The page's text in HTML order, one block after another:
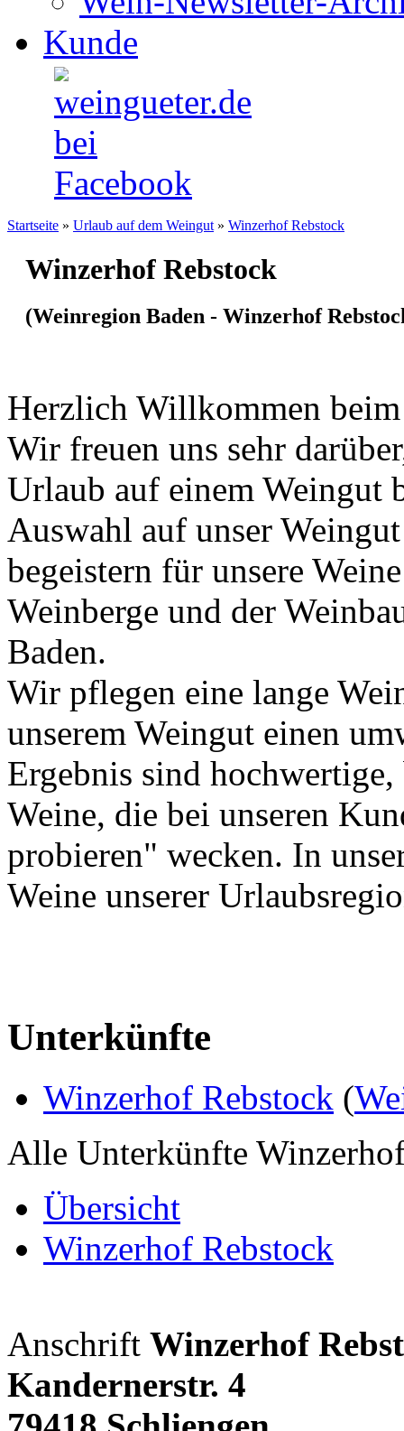
Kunde
Startseite » Urlaub auf dem Weingut » Winzerhof Rebstock
Winzerhof Rebstock
(Weinregion Baden - Winzerhof
Herzlich Willkommen
Wir freuen uns sehr
Urlaub auf einem Weingut
Auswahl auf unser
begeistern für unsere
Weinberge und der
Baden.
Wir pflegen eine lange
unserem Weingut einen
Ergebnis sind
Weine, die bei unseren
probieren" wecken. In
Weine unserer
Unterkünfte
Winzerhof Rebstock (
Alle Unterkünfte
Übersicht
Winzerhof Rebstock
Anschrift Winzerhof
Kandernerstr. 4